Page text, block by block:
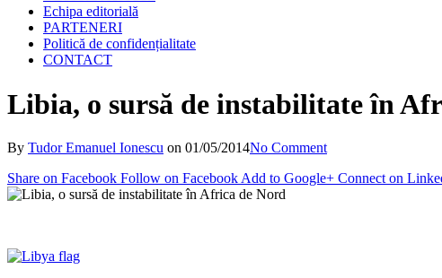
Echipa editorială
PARTENERI
Politică de confidențialitate
CONTACT
Libia, o sursă de instabilitate în
By Tudor Emanuel Ionescu on 01/05/2014No Comment
Share on Facebook Follow on Facebook Add to Google+ Connect on